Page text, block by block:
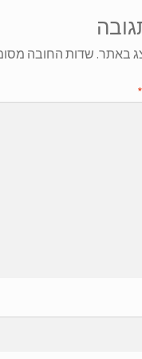
באתר. שדות החובה
*